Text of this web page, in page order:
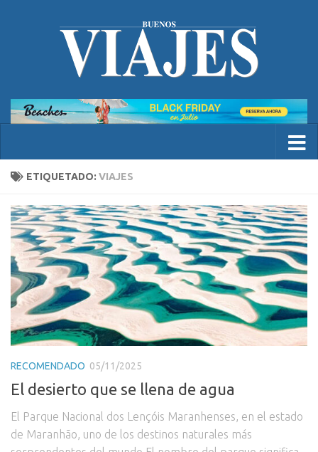
ETIQUETADO: VIAJES
RECOMENDADO 05/11/2025
El desierto que se llena de agua
El Parque Nacional dos Lençóis Maranhenses, en el estado
de Maranhão, uno de los destinos naturales más